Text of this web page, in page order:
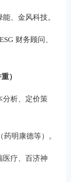
、金风科技。
财务顾问、
）
分析、定价策
明康德等）。
医疗、百济神